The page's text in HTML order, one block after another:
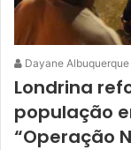
Dayane Albuquerque
Londrina
população
“Operação